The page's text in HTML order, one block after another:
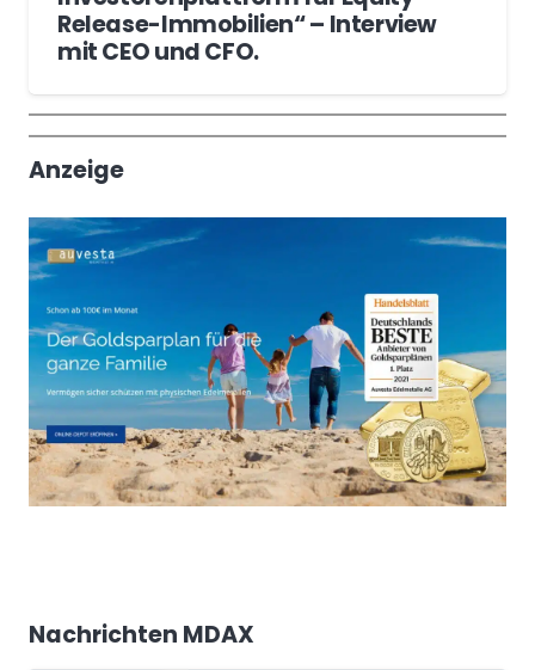
Release-Immobilien“ – Interview
mit CEO und CFO.
Wochenrückblick
Trendthemen
Anzeige
Nachrichten MDAX